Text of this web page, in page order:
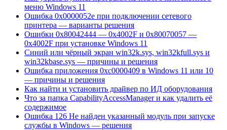
меню Windows 11
Ошибка 0x0000052e при подключении сетевого
принтера — варианты решения
Ошибки 0x80042444 — 0x4002F и 0x80070057 —
0x4002F при установке Windows 11
Синий или чёрный экран win32k.sys, win32kfull.sys и
win32kbase.sys — причины и решения
Ошибка приложения 0xc0000409 в Windows 11 или 10
— причины и решения
Как найти и установить драйвер по ИД оборудования
Что за папка CapabilityAccessManager и как удалить её
содержимое
Ошибка 126 Не найден указанный модуль при запуске
службы в Windows — решения